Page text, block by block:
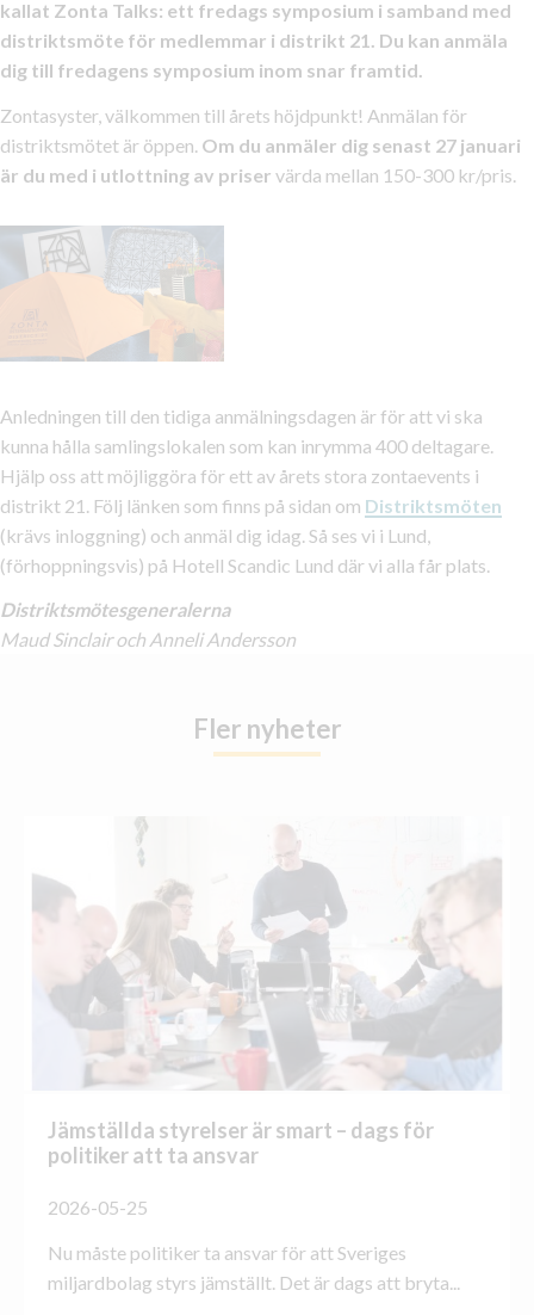
kallat Zonta Talks: ett fredags symposium i samband med
distriktsmöte för medlemmar i distrikt 21. Du kan anmäla
dig till fredagens symposium inom snar framtid.
Zontasyster, välkommen till årets höjdpunkt! Anmälan för
distriktsmötet är öppen. Om du anmäler dig senast 27 januari
är du med i utlottning av priser värda mellan 150-300 kr/pris.
Anledningen till den tidiga anmälningsdagen är för att vi ska
kunna hålla samlingslokalen som kan inrymma 400 deltagare.
Hjälp oss att möjliggöra för ett av årets stora zontaevents i
distrikt 21. Följ länken som finns på sidan om Distriktsmöten
(krävs inloggning) och anmäl dig idag. Så ses vi i Lund,
(förhoppningsvis) på Hotell Scandic Lund där vi alla får plats.
Distriktsmötesgeneralerna
Maud Sinclair och Anneli Andersson
Fler nyheter
Jämställda styrelser är smart – dags för
politiker att ta ansvar
2026-05-25
Nu måste politiker ta ansvar för att Sveriges
miljardbolag styrs jämställt. Det är dags att bryta...